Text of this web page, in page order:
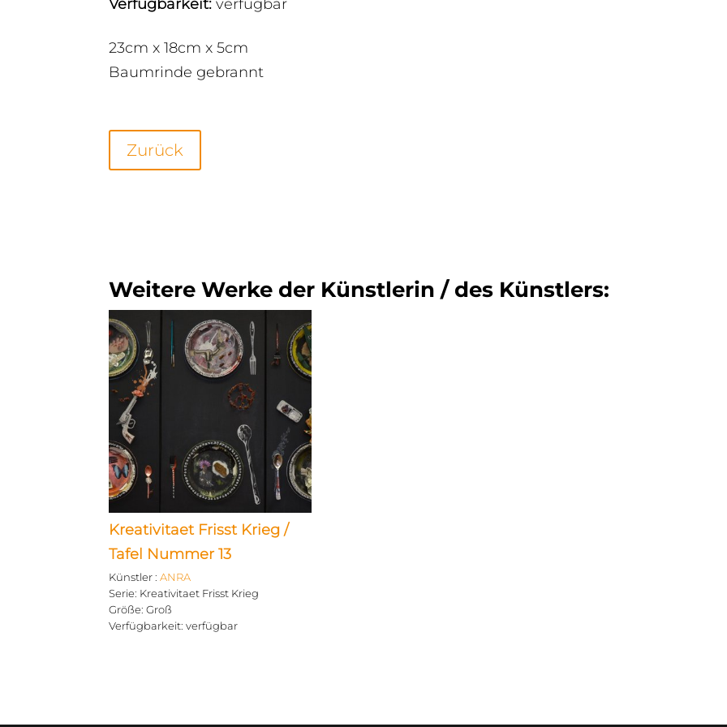
Verfügbarkeit:verfügbar
23cm x 18cm x 5cm
Baumrinde gebrannt
Zurück
Weitere Werke der Künstlerin / des Künstlers:
Kreativitaet Frisst Krieg /
Tafel Nummer 13
Künstler:ANRA
Serie: Kreativitaet Frisst Krieg
Größe:Groß
Verfügbarkeit:verfügbar